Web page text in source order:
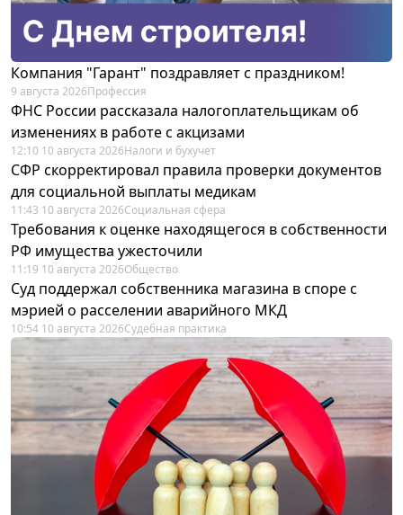
Компания "Гарант" поздравляет с праздником!
9 августа 2026Профессия
ФНС России рассказала налогоплательщикам об
изменениях в работе с акцизами
12:10 10 августа 2026Налоги и бухучет
СФР скорректировал правила проверки документов
для социальной выплаты медикам
11:43 10 августа 2026Социальная сфера
Требования к оценке находящегося в собственности
РФ имущества ужесточили
11:19 10 августа 2026Общество
Суд поддержал собственника магазина в споре с
мэрией о расселении аварийного МКД
10:54 10 августа 2026Судебная практика